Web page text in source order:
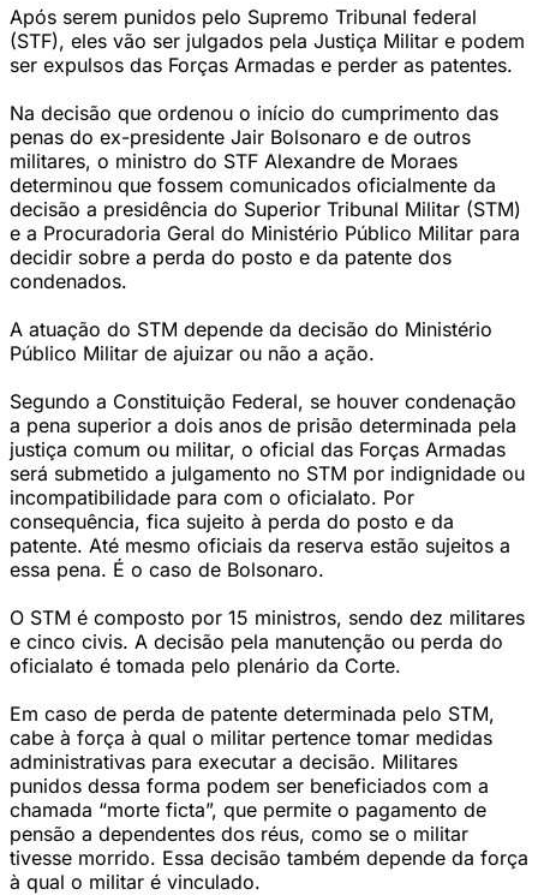
Após serem punidos pelo Supremo Tribunal federal
(STF), eles vão ser julgados pela Justiça Militar e podem
ser expulsos das Forças Armadas e perder as patentes.
Na decisão que ordenou o início do cumprimento das
penas do ex-presidente Jair Bolsonaro e de outros
militares, o ministro do STF Alexandre de Moraes
determinou que fossem comunicados oficialmente da
decisão a presidência do Superior Tribunal Militar (STM)
e a Procuradoria Geral do Ministério Público Militar para
decidir sobre a perda do posto e da patente dos
condenados.
A atuação do STM depende da decisão do Ministério
Público Militar de ajuizar ou não a ação.
Segundo a Constituição Federal, se houver condenação
a pena superior a dois anos de prisão determinada pela
justiça comum ou militar, o oficial das Forças Armadas
será submetido a julgamento no STM por indignidade ou
incompatibilidade para com o oficialato. Por
consequência, fica sujeito à perda do posto e da
patente. Até mesmo oficiais da reserva estão sujeitos a
essa pena. É o caso de Bolsonaro.
O STM é composto por 15 ministros, sendo dez militares
e cinco civis. A decisão pela manutenção ou perda do
oficialato é tomada pelo plenário da Corte.
Em caso de perda de patente determinada pelo STM,
cabe à força à qual o militar pertence tomar medidas
administrativas para executar a decisão. Militares
punidos dessa forma podem ser beneficiados com a
chamada “morte ficta”, que permite o pagamento de
pensão a dependentes dos réus, como se o militar
tivesse morrido. Essa decisão também depende da força
à qual o militar é vinculado.